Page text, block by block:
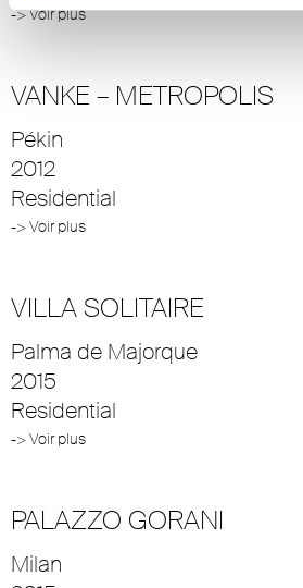
-> Voir plus
VANKE – METROPOLIS
Pékin
2012
Residential
-> Voir plus
VILLA SOLITAIRE
Palma de Majorque
2015
Residential
-> Voir plus
PALAZZO GORANI
Milan